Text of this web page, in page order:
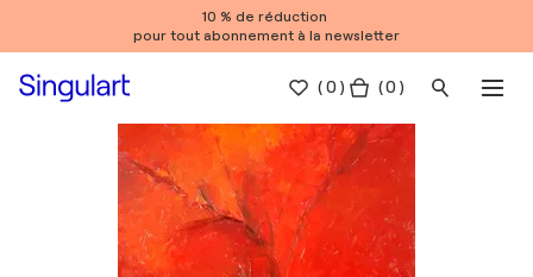
10 % de réduction
pour tout abonnement à la newsletter
(0 ) ( 0 )